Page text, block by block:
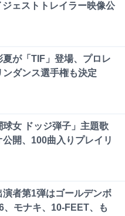
ェストトレイラー映像公
夏が「TIF」登場、プロレ
ダンス選手権も決定
球女 ドッジ弾子」主題歌
開、100曲入りプレイリ
演者第1弾はゴールデンボ
、モナキ、10-FEET、も